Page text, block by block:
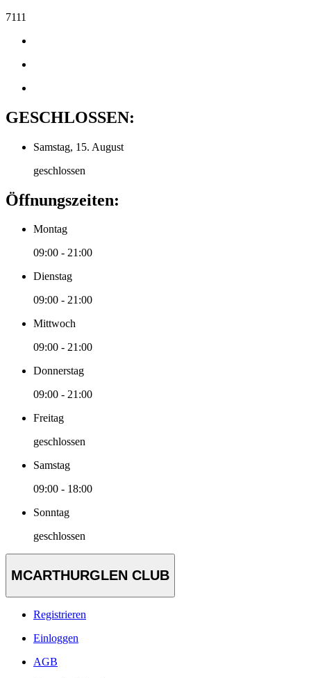
7111
GESCHLOSSEN:
Samstag, 15. August
geschlossen
Öffnungszeiten:
Montag
09:00 - 21:00
Dienstag
09:00 - 21:00
Mittwoch
09:00 - 21:00
Donnerstag
09:00 - 21:00
Freitag
geschlossen
Samstag
09:00 - 18:00
Sonntag
geschlossen
MCARTHURGLEN CLUB
Registrieren
Einloggen
AGB